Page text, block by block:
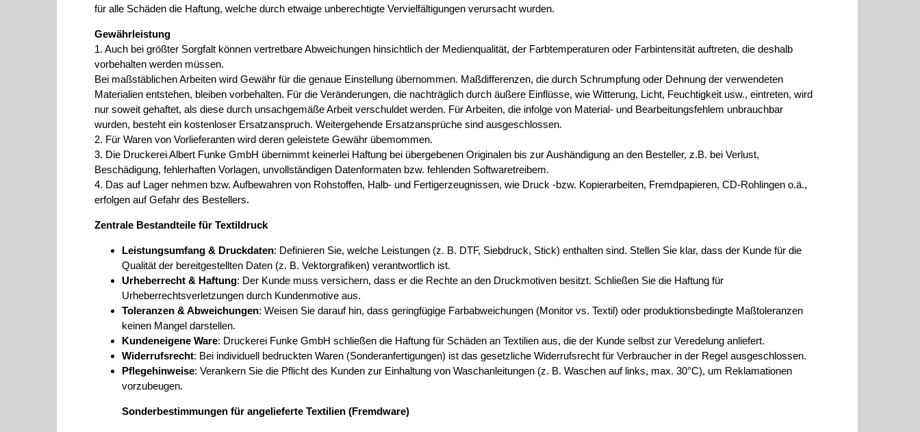
für alle Schäden die Haftung, welche durch etwaige unberechtigte Vervielfältigungen verursacht wurden.
Gewährleistung
1. Auch bei größter Sorgfalt können vertretbare Abweichungen hinsichtlich der Medienqualität, der Farbtemperaturen oder Farbintensität auftreten, die deshalb
vorbehalten werden müssen.
Bei maßstäblichen Arbeiten wird Gewähr für die genaue Einstellung übernommen. Maßdifferenzen, die durch Schrumpfung oder Dehnung der verwendeten
Materialien entstehen, bleiben vorbehalten. Für die Veränderungen, die nachträglich durch äußere Einflüsse, wie Witterung, Licht, Feuchtigkeit usw., eintreten, wird
nur soweit gehaftet, als diese durch unsachgemäße Arbeit verschuldet werden. Für Arbeiten, die infolge von Material- und Bearbeitungsfehlem unbrauchbar
wurden, besteht ein kostenloser Ersatzanspruch. Weitergehende Ersatzansprüche sind ausgeschlossen.
2. Für Waren von Vorlieferanten wird deren geleistete Gewähr übemommen.
3. Die Druckerei Albert Funke GmbH übernimmt keinerlei Haftung bei übergebenen Originalen bis zur Aushändigung an den Besteller, z.B. bei Verlust,
Beschädigung, fehlerhaften Vorlagen, unvollständigen Datenformaten bzw. fehlenden Softwaretreibem.
4. Das auf Lager nehmen bzw. Aufbewahren von Rohstoffen, Halb- und Fertigerzeugnissen, wie Druck -bzw. Kopierarbeiten, Fremdpapieren, CD-Rohlingen o.ä.,
erfolgen auf Gefahr des Bestellers.
Zentrale Bestandteile für Textildruck
Leistungsumfang & Druckdaten: Definieren Sie, welche Leistungen (z. B. DTF, Siebdruck, Stick) enthalten sind. Stellen Sie klar, dass der Kunde für die
Qualität der bereitgestellten Daten (z. B. Vektorgrafiken) verantwortlich ist.
Urheberrecht & Haftung: Der Kunde muss versichern, dass er die Rechte an den Druckmotiven besitzt. Schließen Sie die Haftung für
Urheberrechtsverletzungen durch Kundenmotive aus.
Toleranzen & Abweichungen: Weisen Sie darauf hin, dass geringfügige Farbabweichungen (Monitor vs. Textil) oder produktionsbedingte Maßtoleranzen
keinen Mangel darstellen.
Kundeneigene Ware: Druckerei Funke GmbH schließen die Haftung für Schäden an Textilien aus, die der Kunde selbst zur Veredelung anliefert.
Widerrufsrecht: Bei individuell bedruckten Waren (Sonderanfertigungen) ist das gesetzliche Widerrufsrecht für Verbraucher in der Regel ausgeschlossen.
Pflegehinweise: Verankern Sie die Pflicht des Kunden zur Einhaltung von Waschanleitungen (z. B. Waschen auf links, max. 30°C), um Reklamationen
vorzubeugen.
Sonderbestimmungen für angelieferte Textilien (Fremdware)